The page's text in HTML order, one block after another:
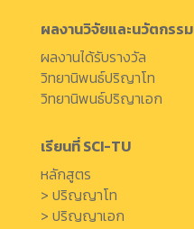
ผลงานวิจัยและนวัตกรรม
ผลงานได้รับรางวัล
วิทยานิพนธ์ปริญาโท
วิทยานิพนธ์ปริญาเอก
เรียนที่ SCI-TU
หลักสูตร
> ปริญญาโท
> ปริญญาเอก